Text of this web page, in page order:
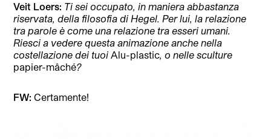
Veit Loers: Ti sei occupato, in maniera abbastanza
riservata, della filosofia di Hegel. Per lui, la relazione
tra parole è come una relazione tra esseri umani.
Riesci a vedere questa animazione anche nella
costellazione dei tuoi Alu-plastic, o nelle sculture
papier-mâché?
FW: Certamente!